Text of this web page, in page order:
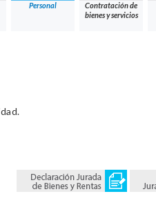
Personal
Contratación de
bienes y servicios